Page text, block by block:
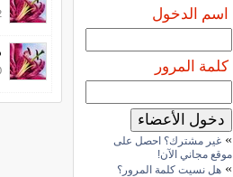
اسم الدخول
كلمة المرور
» غير مشترك؟ احصل على
موقع مجاني الآن!
» هل نسيت كلمة المرور؟